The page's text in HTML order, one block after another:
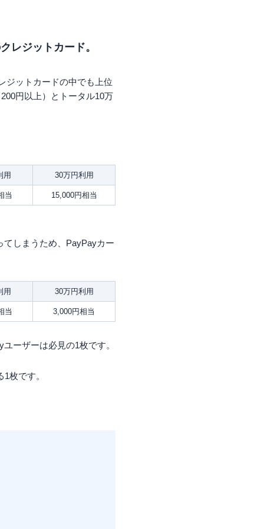
レジットカード。
ジットカードの中でも上位
円以上）とトータル10万
用 30万円利用
当 15,000円相当
しまうため、PayPayカー
用 30万円利用
当 3,000円相当
ーザーは必見の1枚です。
枚です。